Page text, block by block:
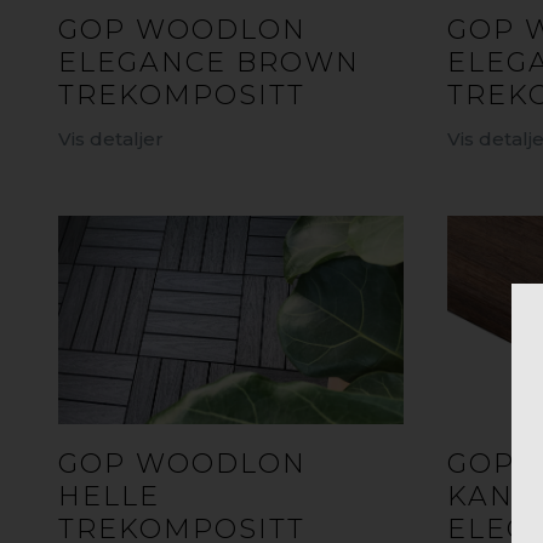
GOP WOODLON
ELEGANCE BROWN
TREKOMPOSITT
Vis detaljer
GOP
Vis
GOP WOODLON
HELLE
TREKOMPOSITT
GOP